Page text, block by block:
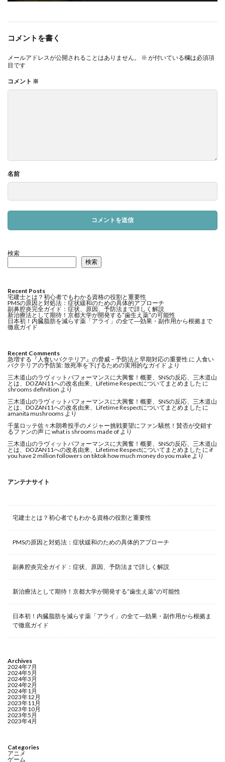
コメントを書く
メールアドレスが公開されることはありません。 ※ が付いている欄は必須項
目です
コメント ※
名前
検索
検索
Recent Posts
宅建士とは？初心者でもわかる資格の役割と重要性
PMSの原因と対処法：症状緩和のための具体的アプローチ
副鼻腔炎完全ガイド：症状、原因、予防法まで詳しく解説
新治療法として期待！京都大学が開発する”歯生え薬”の可能性
日本初！内臓脂肪を減らす薬「アライ」の全て―効果・副作用から根拠まで
徹底ガイド
Recent Comments
急増する『人食いバクテリア』の脅威 – 予防法と早期対応の重要性 に 人食い
バクテリアの予防策: 致死率を下げるための実用的なガイド より
三木道山のラヴィットパフォーマンスに大興奮！概要、SNSの反応、三木道山
とは、DOZAN11への改名由来、Lifetime Respectについてまとめましたに
shrooms definition より
三木道山のラヴィットパフォーマンスに大興奮！概要、SNSの反応、三木道山
とは、DOZAN11への改名由来、Lifetime Respectについてまとめましたに
amanita mushrooms より
千葉ロッテ佐々木朗希投手のメジャー挑戦要望にファン騒然！賛否が交錯す
るファンの声 に what is shrooms made of より
三木道山のラヴィットパフォーマンスに大興奮！概要、SNSの反応、三木道山
とは、DOZAN11への改名由来、Lifetime Respectについてまとめましたに if
you have 2 million followers on tiktok how much money do you makeより
アンテナサイト
宅建士とは？初心者でもわかる資格の役割と重要性
PMSの原因と対処法：症状緩和のための具体的アプローチ
副鼻腔炎完全ガイド：症状、原因、予防法まで詳しく解説
新治療法として期待！京都大学が開発する”歯生え薬”の可能性
日本初！内臓脂肪を減らす薬「アライ」の全て―効果・副作用から根拠ま
で徹底ガイド
Archives
2024年7月
2024年5月
2024年3月
2024年2月
2024年1月
2023年12月
2023年11月
2023年10月
2023年5月
2023年4月
Categories
アニメ
ゲーム